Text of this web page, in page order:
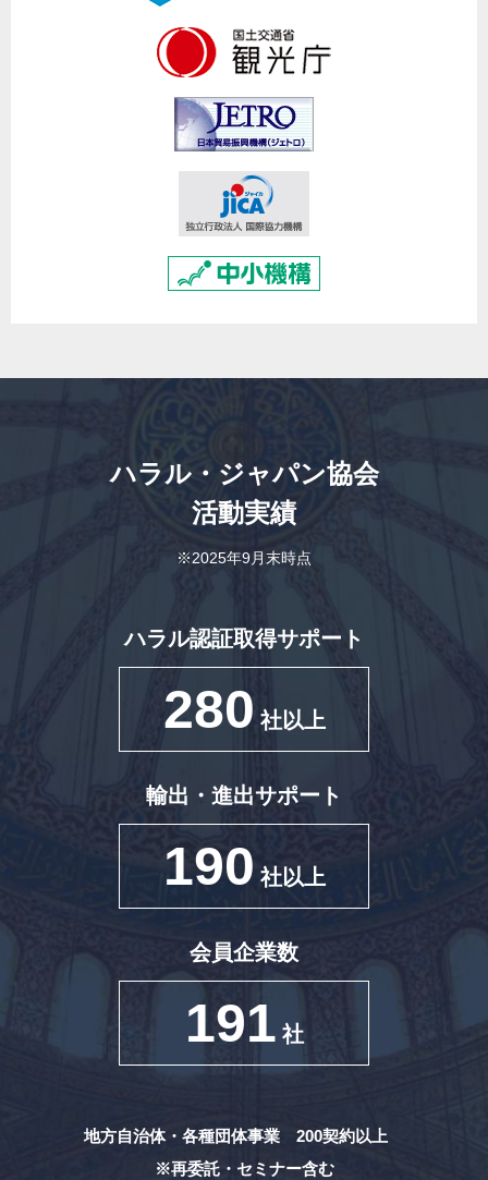
ハラル・ジャパン協会
活動実績
※2025年9月末時点
ハラル認証取得サポート
280 社以上
輸出・進出サポート
190 社以上
会員企業数
191 社
地方自治体・各種団体事業 200契約以上
※再委託・セミナー含む